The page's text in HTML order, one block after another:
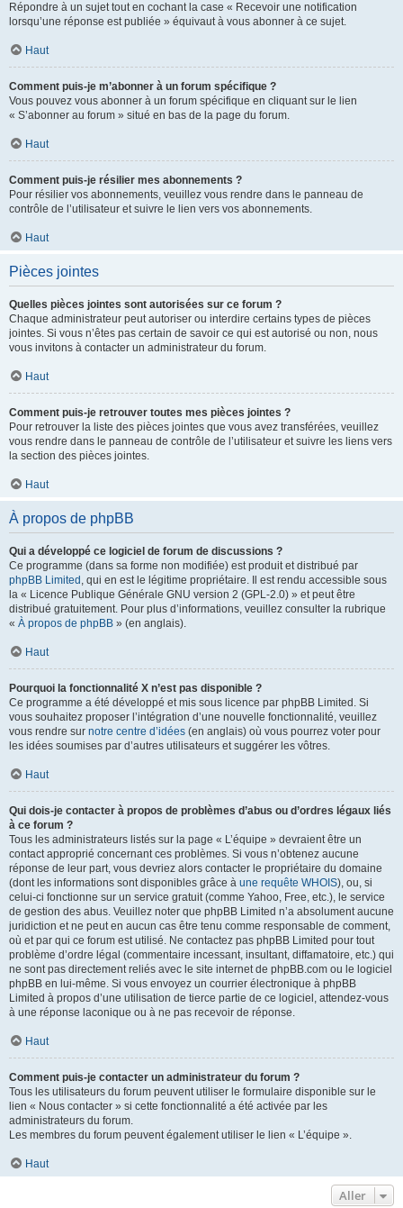
Répondre à un sujet tout en cochant la case « Recevoir une notification
lorsqu’une réponse est publiée » équivaut à vous abonner à ce sujet.
Haut
Comment puis-je m’abonner à un forum spécifique ?
Vous pouvez vous abonner à un forum spécifique en cliquant sur le lien
« S’abonner au forum » situé en bas de la page du forum.
Haut
Comment puis-je résilier mes abonnements ?
Pour résilier vos abonnements, veuillez vous rendre dans le panneau de
contrôle de l’utilisateur et suivre le lien vers vos abonnements.
Haut
Pièces jointes
Quelles pièces jointes sont autorisées sur ce forum ?
Chaque administrateur peut autoriser ou interdire certains types de pièces
jointes. Si vous n’êtes pas certain de savoir ce qui est autorisé ou non, nous
vous invitons à contacter un administrateur du forum.
Haut
Comment puis-je retrouver toutes mes pièces jointes ?
Pour retrouver la liste des pièces jointes que vous avez transférées, veuillez
vous rendre dans le panneau de contrôle de l’utilisateur et suivre les liens vers
la section des pièces jointes.
Haut
À propos de phpBB
Qui a développé ce logiciel de forum de discussions ?
Ce programme (dans sa forme non modifiée) est produit et distribué par
phpBB Limited , qui en est le légitime propriétaire. Il est rendu accessible sous
la « Licence Publique Générale GNU version 2 (GPL-2.0) » et peut être
distribué gratuitement. Pour plus d’informations, veuillez consulter la rubrique
« À propos de phpBB » (en anglais).
Haut
Pourquoi la fonctionnalité X n’est pas disponible ?
Ce programme a été développé et mis sous licence par phpBB Limited. Si
vous souhaitez proposer l’intégration d’une nouvelle fonctionnalité, veuillez
vous rendre sur notre centre d’idées (en anglais) où vous pourrez voter pour
les idées soumises par d’autres utilisateurs et suggérer les vôtres.
Haut
Qui dois-je contacter à propos de problèmes d’abus ou d’ordres légaux liés
à ce forum ?
Tous les administrateurs listés sur la page « L’équipe » devraient être un
contact approprié concernant ces problèmes. Si vous n’obtenez aucune
réponse de leur part, vous devriez alors contacter le propriétaire du domaine
(dont les informations sont disponibles grâce à une requête WHOIS), ou, si
celui-ci fonctionne sur un service gratuit (comme Yahoo, Free, etc.), le service
de gestion des abus. Veuillez noter que phpBB Limited n’a absolument aucune
juridiction et ne peut en aucun cas être tenu comme responsable de comment,
où et par qui ce forum est utilisé. Ne contactez pas phpBB Limited pour tout
problème d’ordre légal (commentaire incessant, insultant, diffamatoire, etc.) qui
ne sont pas directement reliés avec le site internet de phpBB.com ou le logiciel
phpBB en lui-même. Si vous envoyez un courrier électronique à phpBB
Limited à propos d’une utilisation de tierce partie de ce logiciel, attendez-vous
à une réponse laconique ou à ne pas recevoir de réponse.
Haut
Comment puis-je contacter un administrateur du forum ?
Tous les utilisateurs du forum peuvent utiliser le formulaire disponible sur le
lien « Nous contacter » si cette fonctionnalité a été activée par les
administrateurs du forum.
Les membres du forum peuvent également utiliser le lien « L’équipe ».
Haut
Aller